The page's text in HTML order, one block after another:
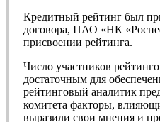
Кредитный рейтинг был
договора, ПАО «НК
присвоении рейтинга.
Число участников
достаточным для
рейтинговый аналитик
комитета факторы,
выразили свои мнения и